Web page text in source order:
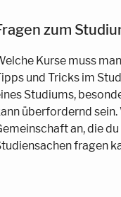
zum
Kurse muss
und Tricks im
Studiums,
überfordernd
an, die
fragen